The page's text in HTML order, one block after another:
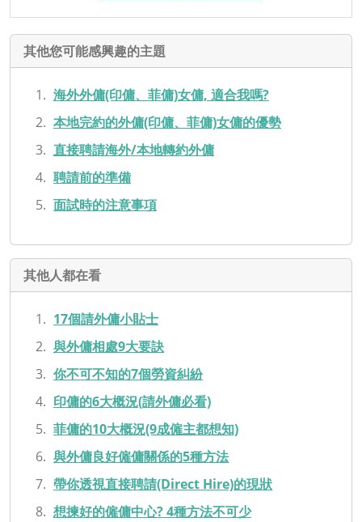
其他您可能感興趣的主題
海外外傭(印傭、菲傭)女傭, 適合我嗎?
本地完約的外傭(印傭、菲傭)女傭的優勢
直接聘請海外/本地轉約外傭
聘請前的準備
面試時的注意事項
其他人都在看
17個請外傭小貼士
與外傭相處9大要訣
你不可不知的7個勞資糾紛
印傭的6大概況(請外傭必看)
菲傭的10大概況(9成僱主都想知)
與外傭良好僱傭關係的5種方法
帶你透視直接聘請(Direct Hire)的現狀
想揀好的僱傭中心? 4種方法不可少